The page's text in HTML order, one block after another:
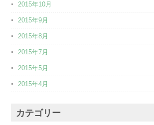
2015年10月
2015年9月
2015年8月
2015年7月
2015年5月
2015年4月
カテゴリー